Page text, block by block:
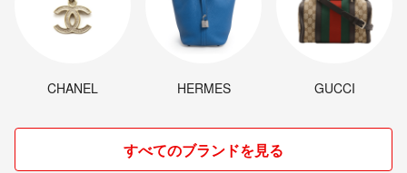
CHANEL HERMES GUCCI
すべてのブランドを見る